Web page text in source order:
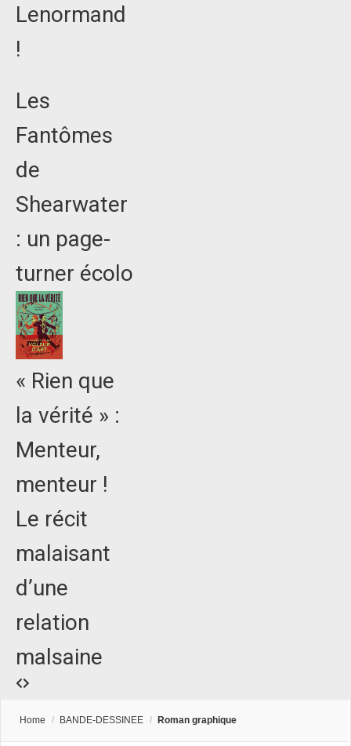
Lenormand
!
Les
Fantômes
de
Shearwater
: un page-
turner écolo
« Rien que
la vérité » :
Menteur,
menteur !
Le récit
malaisant
d’une
relation
malsaine
Home / BANDE-DESSINEE / Roman graphique